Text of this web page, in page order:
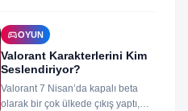
sports_esportsOYUN
Valorant Karakterlerini Kim
Seslendiriyor?
Valorant 7 Nisan’da kapalı beta
olarak bir çok ülkede çıkış yaptı,